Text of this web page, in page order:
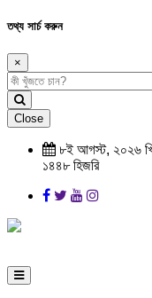
তথ্য সার্চ করুন
×
Close
৮ই আগস্ট, ২০২৬
১৪৪৮ হিজরি